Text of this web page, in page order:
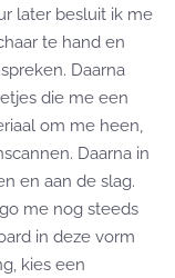
later besluit ik me
te hand en
Daarna
die me een
om me heen,
Daarna in
en aan de slag.
me nog steeds
in deze vorm
kies een